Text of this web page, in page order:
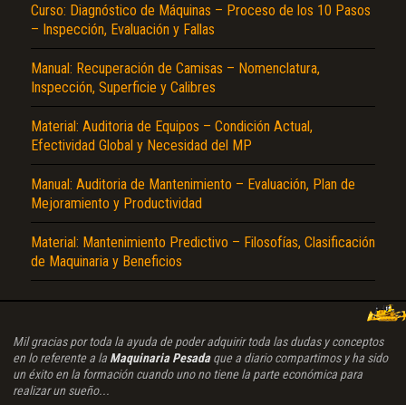
Curso: Diagnóstico de Máquinas – Proceso de los 10 Pasos
– Inspección, Evaluación y Fallas
Manual: Recuperación de Camisas – Nomenclatura,
Inspección, Superficie y Calibres
Material: Auditoria de Equipos – Condición Actual,
Efectividad Global y Necesidad del MP
Manual: Auditoria de Mantenimiento – Evaluación, Plan de
Mejoramiento y Productividad
Material: Mantenimiento Predictivo – Filosofías, Clasificación
de Maquinaria y Beneficios
Mil gracias por toda la ayuda de poder adquirir toda las dudas y conceptos
en lo referente a la Maquinaria Pesadaque a diario compartimos y ha sido
un éxito en la formación cuando uno no tiene la parte económica para
realizar un sueño...